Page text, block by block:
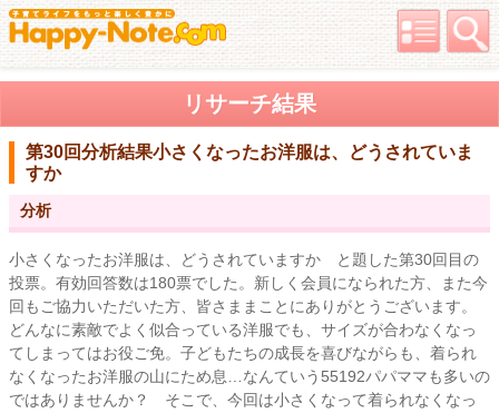
リサーチ結果
第30回分析結果小さくなったお洋服は、どうされていま
すか
分析
小さくなったお洋服は、どうされていますか と題した第30回目の
投票。有効回答数は180票でした。新しく会員になられた方、また今
回もご協力いただいた方、皆さままことにありがとうございます。
どんなに素敵でよく似合っている洋服でも、サイズが合わなくなっ
てしまってはお役ご免。子どもたちの成長を喜びながらも、着られ
なくなったお洋服の山にため息…なんていう55192パパママも多いの
ではありませんか？ そこで、今回は小さくなって着られなくなっ